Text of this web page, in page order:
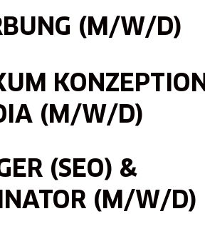
(M/W/D)
KONZEPTION
(M/W/D)
(SEO) &
(M/W/D)